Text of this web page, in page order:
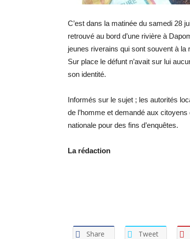
C’est dans la matinée du samedi 28
retrouvé au bord d’une rivière à
jeunes riverains qui sont souvent à la
Sur place le défunt n’avait sur lui
son identité.
Informés sur le sujet ; les autorités
de l’homme et demandé aux
nationale pour des fins d’enquêtes.
La rédaction
Share Tweet